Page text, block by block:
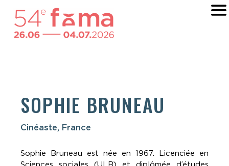
SOPHIE BRUNEAU
Cinéaste, France
Sophie Bruneau est née en 1967. Licenciée en